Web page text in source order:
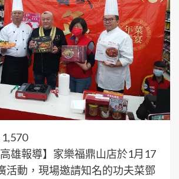
1,570
高雄報導】家樂福鼎山店於1月17
活動，現場邀請知名的功夫菜鄧